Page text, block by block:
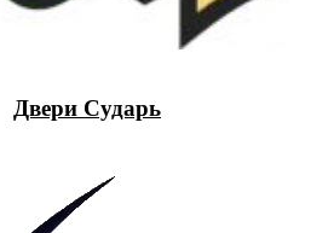
Двери Сударь